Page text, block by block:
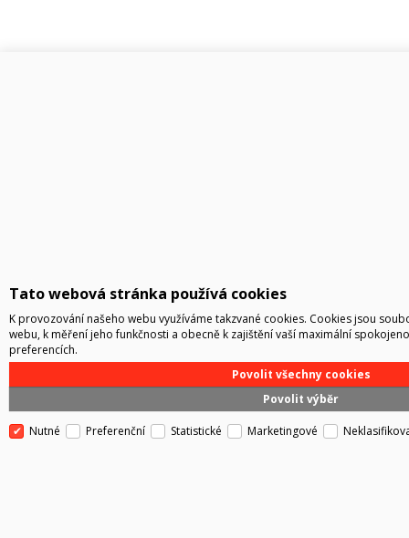
Tato webová stránka používá cookies
K provozování našeho webu využíváme takzvané cookies. Cookies jsou
webu, k měření jeho funkčnosti a obecně k zajištění vaší maximální
preferencích.
Povolit výběr
Povolit všechny cookies
Nutné Preferenční Statistické Marketingové